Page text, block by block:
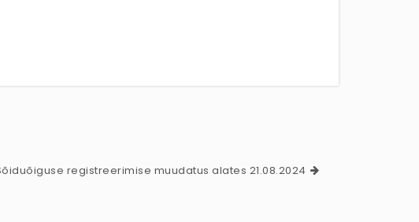
registreerimise muudatus alates 21.08.2024